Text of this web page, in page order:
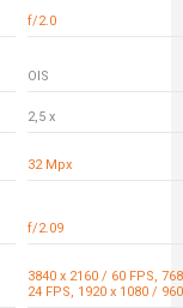
f/2.0
OIS
2,5 x
32 Mpx
f/2.09
3840 x 2160 / 60 FPS,
24 FPS, 1920 x 1080 /